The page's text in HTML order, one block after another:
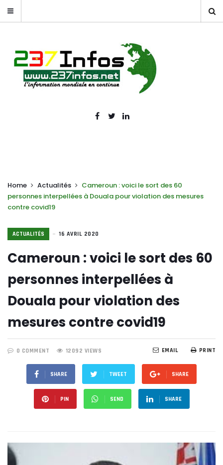
Home Actualités
Cameroun : voici le sort des 60
personnes interpellées à Douala pour violation des mesures
contre covid19
ACTUALITÉS 16 AVRIL 2020
Cameroun : voici le sort des 60
personnes interpellées à
Douala pour violation des
mesures contre covid19
0 COMMENT 12092 VIEWS PRINT
EMAIL
SHARE TWEET SHARE
PIN SEND SHARE